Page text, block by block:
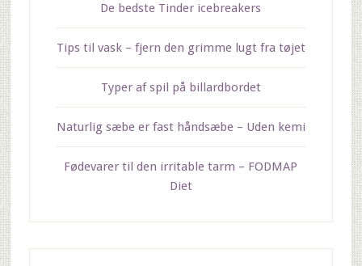
De bedste Tinder icebreakers
Tips til vask – fjern den grimme lugt fra tøjet
Typer af spil på billardbordet
Naturlig sæbe er fast håndsæbe – Uden kemi
Fødevarer til den irritable tarm – FODMAP
Diet